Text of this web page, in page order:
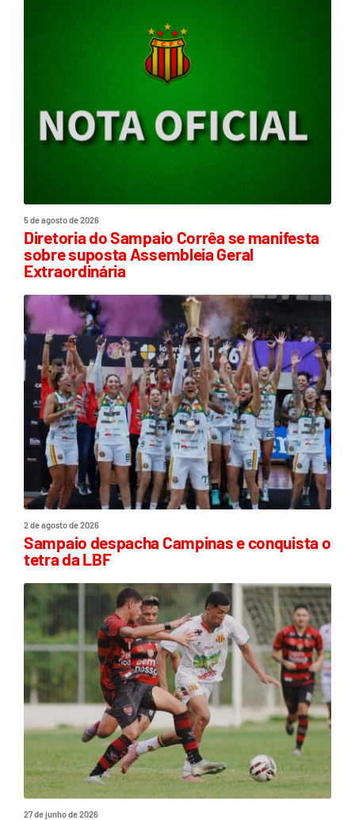
5 de agosto de 2026
Diretoria do Sampaio Corrêa se manifesta
sobre suposta Assembleia Geral
Extraordinária
2 de agosto de 2026
Sampaio despacha Campinas e conquista o
tetra da LBF
27 de junho de 2026